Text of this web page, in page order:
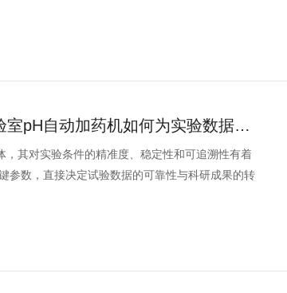
从pH值±0.05精度看生物医药研发：思辰仪器实验室pH自动加药机如何为实验数据装上“安全阀”？
其对实验条件的精准度、稳定性和可追溯性有着
参数，直接决定试验数据的可靠性与科研成果的转